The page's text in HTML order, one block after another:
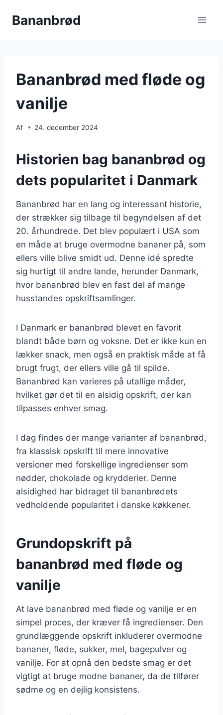
Bananbrød
Bananbrød med fløde og
vanilje
Af 24. december 2024
Historien bag bananbrød og
dets popularitet i Danmark
Bananbrød har en lang og interessant historie,
der strækker sig tilbage til begyndelsen af det
20. århundrede. Det blev populært i USA som
en måde at bruge overmodne bananer på, som
ellers ville blive smidt ud. Denne idé spredte
sig hurtigt til andre lande, herunder Danmark,
hvor bananbrød blev en fast del af mange
husstandes opskriftsamlinger.
I Danmark er bananbrød blevet en favorit
blandt både børn og voksne. Det er ikke kun en
lækker snack, men også en praktisk måde at få
brugt frugt, der ellers ville gå til spilde.
Bananbrød kan varieres på utallige måder,
hvilket gør det til en alsidig opskrift, der kan
tilpasses enhver smag.
I dag findes der mange varianter af bananbrød,
fra klassisk opskrift til mere innovative
versioner med forskellige ingredienser som
nødder, chokolade og krydderier. Denne
alsidighed har bidraget til bananbrødets
vedholdende popularitet i danske køkkener.
Grundopskrift på
bananbrød med fløde og
vanilje
At lave bananbrød med fløde og vanilje er en
simpel proces, der kræver få ingredienser. Den
grundlæggende opskrift inkluderer overmodne
bananer, fløde, sukker, mel, bagepulver og
vanilje. For at opnå den bedste smag er det
vigtigt at bruge modne bananer, da de tilfører
sødme og en dejlig konsistens.